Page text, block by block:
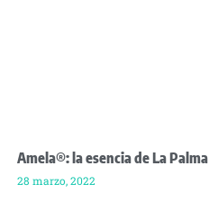
Amela®: la esencia de La Palma
28 marzo, 2022